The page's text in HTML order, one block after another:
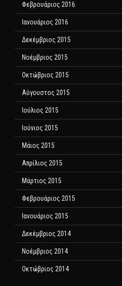
Φεβρουάριος 2016
Ιανουάριος 2016
Δεκέμβριος 2015
Νοέμβριος 2015
Οκτώβριος 2015
Αύγουστος 2015
Ιούλιος 2015
Ιούνιος 2015
Μάιος 2015
Απρίλιος 2015
Μάρτιος 2015
Φεβρουάριος 2015
Ιανουάριος 2015
Δεκέμβριος 2014
Νοέμβριος 2014
Οκτώβριος 2014